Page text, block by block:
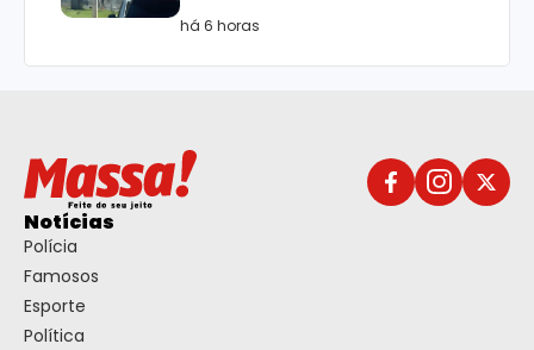
há 6 horas
Notícias
Polícia
Famosos
Esporte
Política